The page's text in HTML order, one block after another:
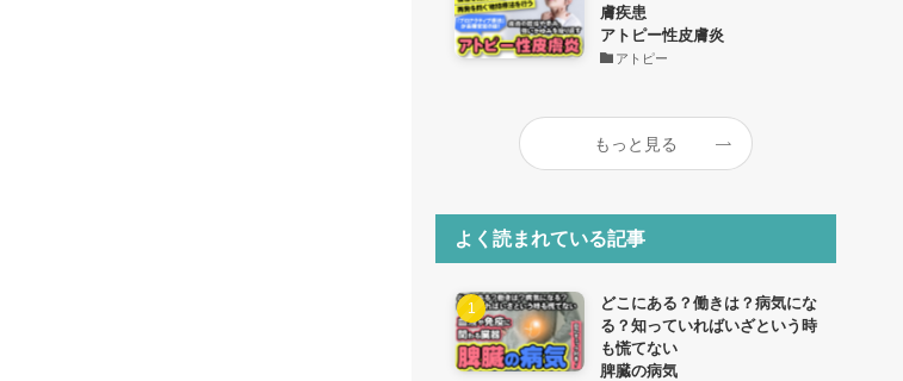
膚疾患
アトピー性皮膚炎
アトピー
もっと見る
よく読まれている記事
どこにある？働きは？病気にな
る？知っていればいざという時
も慌てない
脾臓の病気